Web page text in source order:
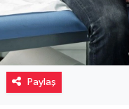
Paylaş
Resmi İlanlar
Sağlık
Sinemalar